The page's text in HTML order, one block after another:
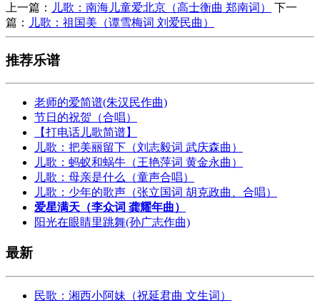
上一篇： 儿歌：南海儿童爱北京（高士衡曲 郑南词）
下一
篇：
儿歌：祖国美（谭雪梅词 刘爱民曲）
推荐乐谱
老师的爱简谱(朱汉民作曲)
节日的祝贺（合唱）
【打电话儿歌简谱】
儿歌：把美丽留下（刘志毅词 武庆森曲）
儿歌：蚂蚁和蜗牛（王艳萍词 黄金永曲）
儿歌：母亲是什么（童声合唱）
儿歌：少年的歌声（张立国词 胡克政曲、合唱）
爱星满天（李众词 龚耀年曲）
阳光在眼睛里跳舞(孙广志作曲)
最新
民歌：湘西小阿妹（祝延君曲 文生词）